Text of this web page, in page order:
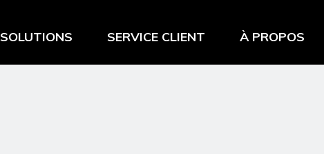
SOLUTIONS SERVICE CLIENT À PROPOS